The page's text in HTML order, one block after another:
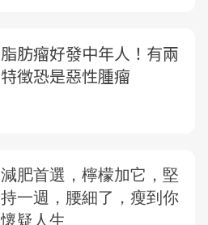
脂肪瘤好發中年人！有兩
特徵恐是惡性腫瘤